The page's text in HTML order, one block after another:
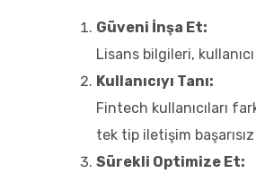
Güveni İnşa Et:
Lisans bilgileri,
Kullanıcıyı Tanı:
Fintech kullanıcıları
tek tip iletişim
Sürekli Optimize Et: